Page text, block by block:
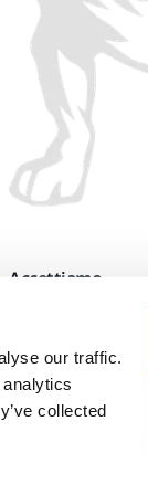
our traffic.
collected
Accettiamo